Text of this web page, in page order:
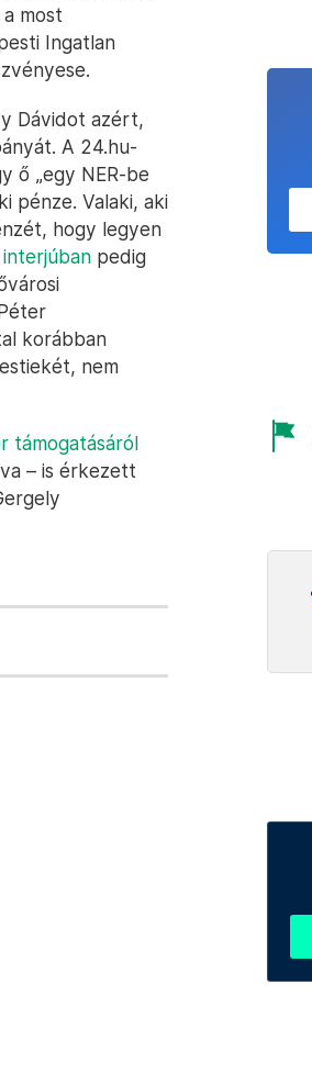
most
Ingatlan
Dávidot azért,
A 24.hu-
ő „egy NER-be
pénze. Valaki, aki
hogy legyen
pedig
korábban
nem
támogatásáról
– is érkezett